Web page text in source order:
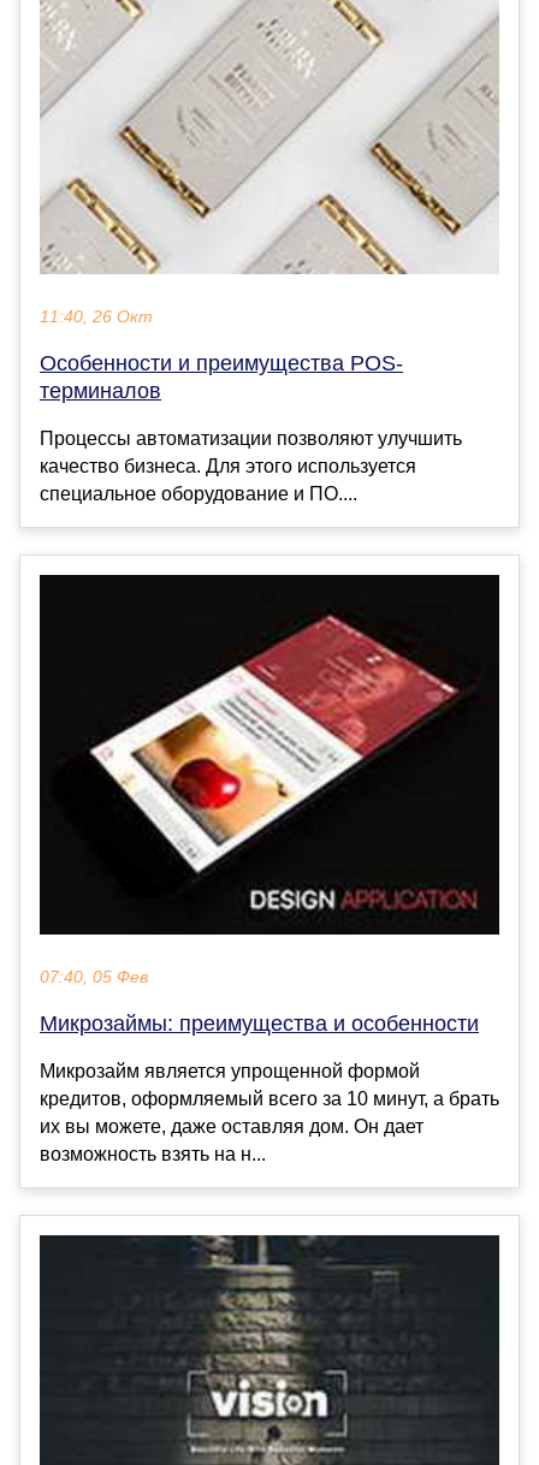
11:40, 26 Окт
Особенности и преимущества POS-
терминалов
Процессы автоматизации позволяют улучшить
качество бизнеса. Для этого используется
специальное оборудование и ПО....
07:40, 05 Фев
Микрозаймы: преимущества и особенности
Микрозайм является упрощенной формой
кредитов, оформляемый всего за 10 минут, а брать
их вы можете, даже оставляя дом. Он дает
возможность взять на н...